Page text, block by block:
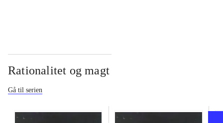
Rationalitet og magt
Gå til serien